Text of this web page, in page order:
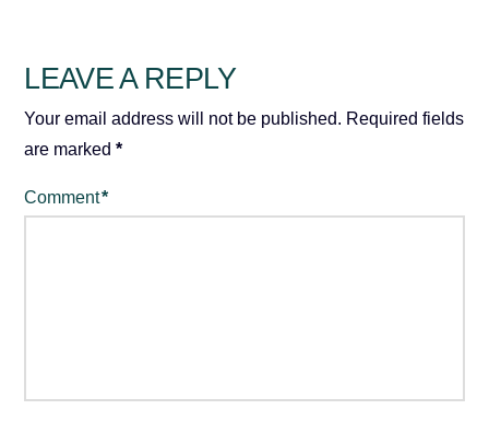
LEAVE A REPLY
Your email address will not be published. Required fields
are marked*
Comment*